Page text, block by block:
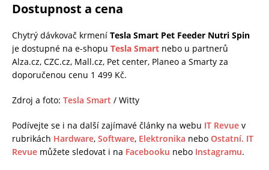
Dostupnost a cena
Chytrý dávkovač krmení Tesla Smart Pet Feeder Nutri Spin
je dostupné na e-shopu Tesla Smart nebo u partnerů
Alza.cz, CZC.cz, Mall.cz, Pet center, Planeo a Smarty za
doporučenou cenu 1 499 Kč.
Zdroj a foto: Tesla Smart / Witty
Podívejte se i na další zajímavé články na webu IT Revue v
rubrikách Hardware, Software, Elektronika nebo Ostatní. IT
Revue můžete sledovat i na Facebooku nebo Instagramu.